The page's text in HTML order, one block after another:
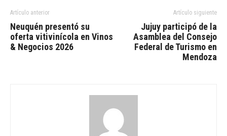
Artículo anterior
Neuquén presentó su
oferta vitivinícola en Vinos
& Negocios 2026
Artículo siguiente
Jujuy participó de la
Asamblea del Consejo
Federal de Turismo en
Mendoza